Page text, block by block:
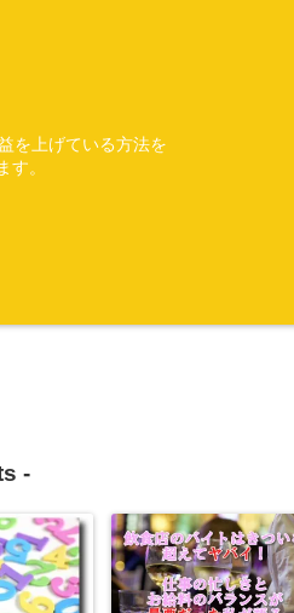
を上げている方法を
す。
-